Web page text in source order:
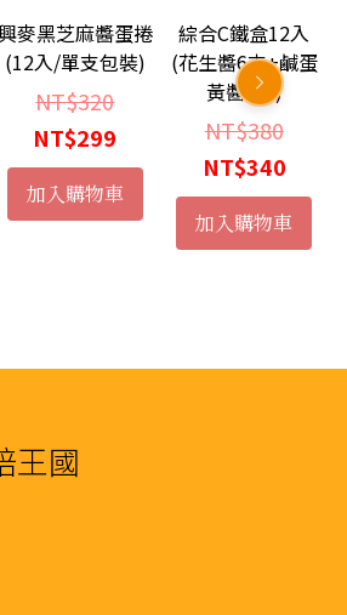
麥黑芝麻醬蛋捲
(12入/單支包裝)
NT$320原
始
價
格：
NT$320。
NT$299
前
價
加入購物車
綜合C鐵盒12入
(花生醬6支+鹹蛋
黃醬6支)
NT$380原
始
價
格：
NT$340目
前
價
加入購物車
王國